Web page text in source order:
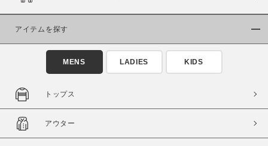
アイテムを探す
MENS LADIES KIDS
トップス
アウター